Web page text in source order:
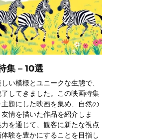
集 – 10選
い模様とユニークな生態で、
してきました。この映画特集
題にした映画を集め、自然の
情を描いた作品を紹介しま
を通じて、観客に新たな視点
験を豊かにすることを目指し